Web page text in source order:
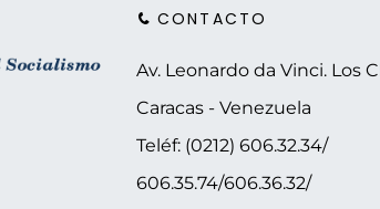
CONTACTO
Av. Leonardo da Vinci. Los
Caracas - Venezuela
Teléf: (0212) 606.32.34/
606.35.74/606.36.32/